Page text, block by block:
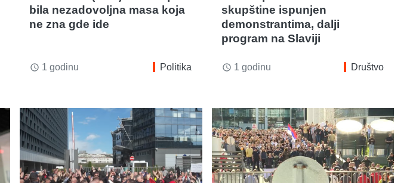
bila nezadovoljna masa koja
ne zna gde ide
access_time 1 godinu Politika
skupštine ispunjen
demonstrantima, dalji
program na Slaviji
access_time 1 godinu Društvo